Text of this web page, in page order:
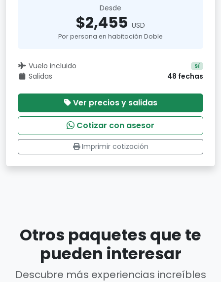
Desde
$2,455 USD
Por persona en habitación Doble
Vuelo incluido Sí
Salidas 48 fechas
Ver precios y salidas
Cotizar con asesor
Imprimir cotización
Otros paquetes que te
pueden interesar
Descubre más experiencias increíbles